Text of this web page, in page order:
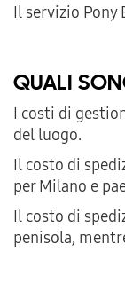
Il servizio Pony
QUALI
I costi di
del luogo.
Il costo di
per Milano e
Il costo di
penisola,